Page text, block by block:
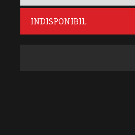
INDISPONIBIL